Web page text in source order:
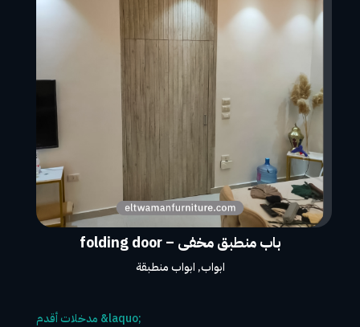
باب منطبق مخفى – folding door
ابواب, ابواب منطبقة